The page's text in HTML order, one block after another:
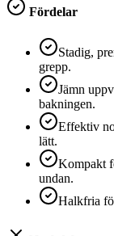
Fördelar
Stadig,
grepp.
Jämn
bakningen.
Effektiv
lätt.
Kompakt
undan.
Halkfria